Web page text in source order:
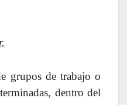
grupos de trabajo o
dentro del